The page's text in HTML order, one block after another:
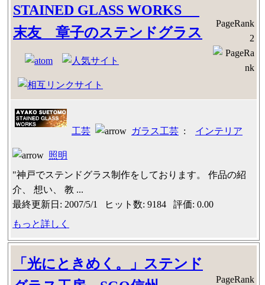
STAINED GLASS WORKS
末友 章子のステンドグラス
PageRank
2
工芸 ガラス工芸 : インテリア
照明
"神戸でステンドグラス制作をしております。 作品の紹
介、 想い、 教 ...
最終更新日: 2007/5/1 ヒット数: 9184 評価: 0.00
もっと詳しく
「光にときめく。」ステンド
PageRank